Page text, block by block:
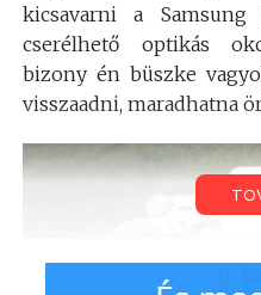
kicsavarni a
cserélhető optikás
bizony én büszke
visszaadni, maradhatna